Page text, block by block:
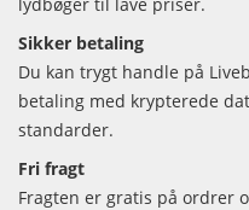
Sikker betaling
Du kan trygt handle på
betaling med krypterede
standarder.
Fri fragt
Fragten er gratis på ordrer